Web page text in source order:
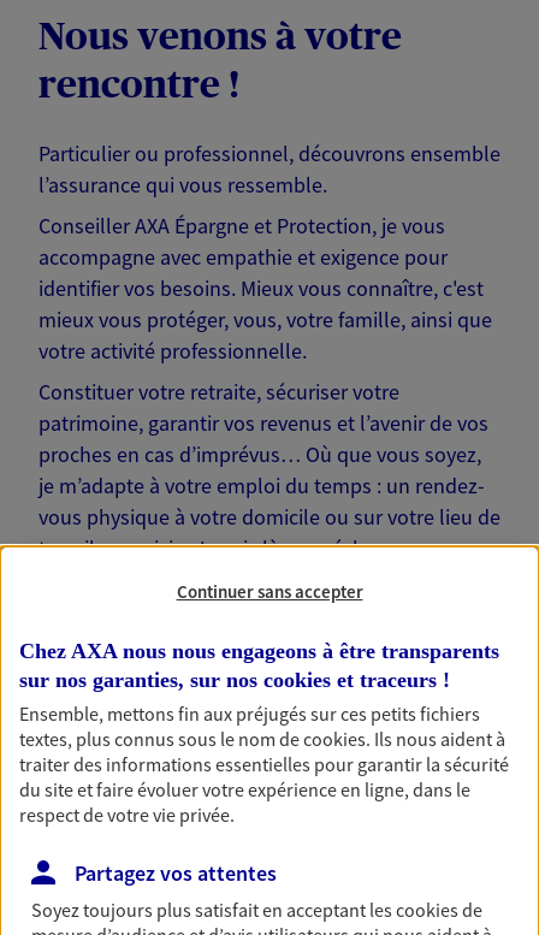
Nous venons à votre
rencontre !
Particulier ou professionnel, découvrons ensemble
l’assurance qui vous ressemble.
Conseiller AXA Épargne et Protection, je vous
accompagne avec empathie et exigence pour
identifier vos besoins. Mieux vous connaître, c'est
mieux vous protéger, vous, votre famille, ainsi que
votre activité professionnelle.
Constituer votre retraite, sécuriser votre
patrimoine, garantir vos revenus et l’avenir de vos
proches en cas d’imprévus… Où que vous soyez,
je m’adapte à votre emploi du temps : un rendez-
vous physique à votre domicile ou sur votre lieu de
travail, une visio. Je suis là pour échanger avec
Nos offres phares
Réalisez vos projets grâce à votre épargne : achat
immobilier, études des enfants ou voyage autour
du monde… Épargnez à votre rythme et
Continuer sans accepter
Chez AXA nous nous engageons à être transparents
sur nos garanties, sur nos cookies et traceurs !
Ensemble, mettons fin aux préjugés sur ces petits fichiers
textes, plus connus sous le nom decookies. Ils nous aident à
traiter des informations essentielles pour garantir la sécurité
du site et faire évoluer votre expérience en ligne, dans le
respect de votre vie privée.
Partagez vos attentes
Soyez toujours plus satisfait en acceptant lescookiesde